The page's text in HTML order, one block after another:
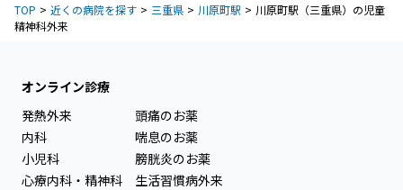
TOP 近くの病院を探す 三重県 川原町駅
川原町駅（三重県）の児童
精神科外来
オンライン診療
発熱外来
内科
小児科
心療内科・精神科
頭痛のお薬
喘息のお薬
膀胱炎のお薬
生活習慣病外来